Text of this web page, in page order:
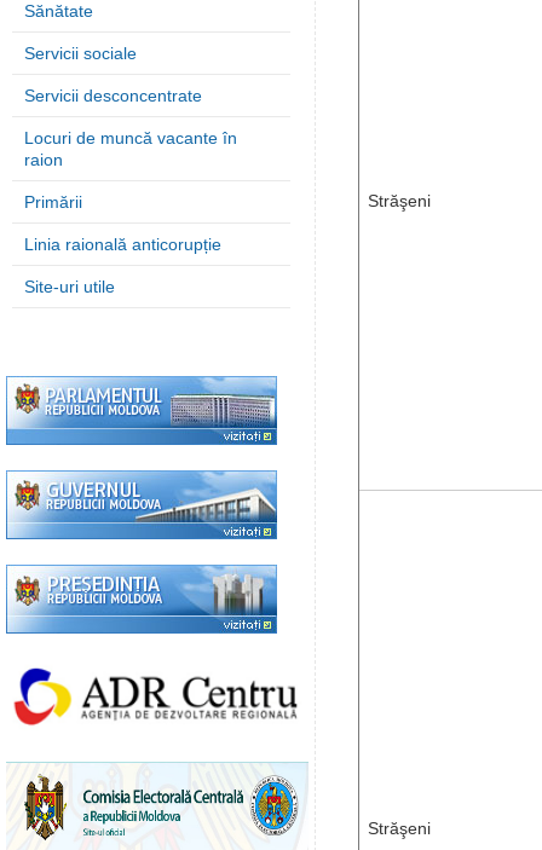
Sănătate
Servicii sociale
Servicii desconcentrate
Locuri de muncă vacante în
raion
Primării
Linia raională anticorupție
Site-uri utile
Străşeni
Străşeni